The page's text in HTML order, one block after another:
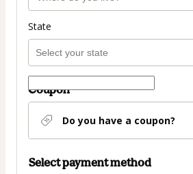
State
Coupon
Do you have a coupon?
Select payment method